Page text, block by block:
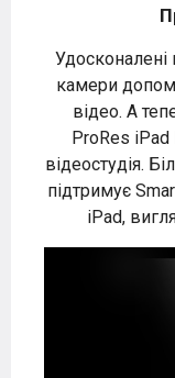
Удосконалені
камери
відео. А
ProRes iPad
відеостудія.
підтримує
iPad,